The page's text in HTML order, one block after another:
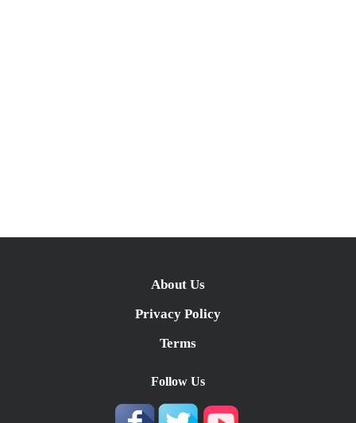
About Us
Privacy Policy
Terms
Follow Us